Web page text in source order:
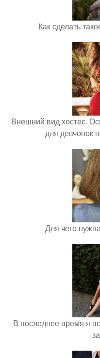
Как сделать
Внешний вид хостес.
для девчонок
Для чего
В последнее время я